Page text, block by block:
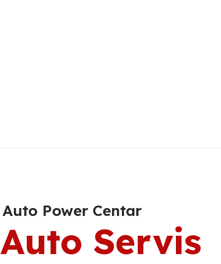
Auto Power Centar
Auto Servis